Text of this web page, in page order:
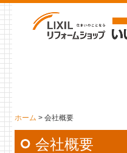
キッチン施工事例
ホーム 会社概要
会社概要